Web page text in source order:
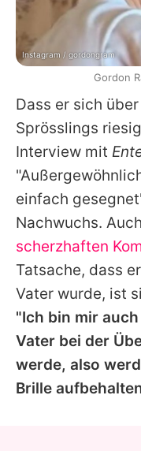
Dass er sich
Sprösslings
Interview mit
einfach
Nachwuchs.
scherzhaften
Tatsache, dass
Vater wurde, ist
"Ich bin mir
Vater bei der
werde, also
Brille
Instagram / gordongram
Gordon